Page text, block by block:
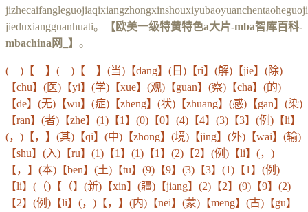
jieduxiangguanhuati。
【欧美一级特黄特色a大片-mba智库百科-
mbachina网_】 。
( )【 】( )【 】(当)【dang】(日)【ri】(解)【jie】(除)
【chu】(医)【yi】(学)【xue】(观)【guan】(察)【cha】(的)
【de】(无)【wu】(症)【zheng】(状)【zhuang】(感)【gan】(染)
【ran】(者)【zhe】(1)【1】(0)【0】(4)【4】(3)【3】(例)【li】
(，)【，】(其)【qi】(中)【zhong】(境)【jing】(外)【wai】(输)
【shu】(入)【ru】(1)【1】(1)【1】(2)【2】(例)【li】(，)
【，】(本)【ben】(土)【tu】(9)【9】(3)【3】(1)【1】(例)
【li】(（)【（】(新)【xin】(疆)【jiang】(2)【2】(9)【9】(2)
【2】(例)【li】(，)【，】(内)【nei】(蒙)【meng】(古)【gu】